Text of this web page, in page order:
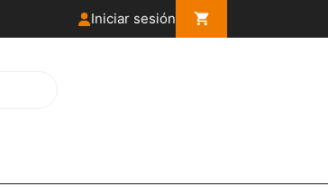
Iniciar sesión